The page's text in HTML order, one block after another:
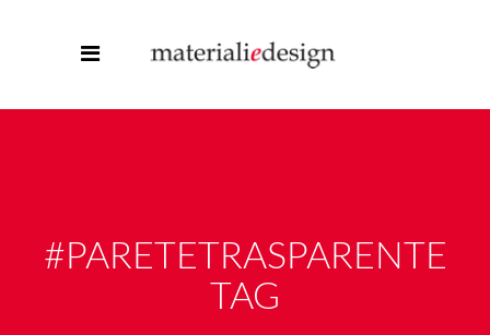
#PARETETRASPARENTE
TAG